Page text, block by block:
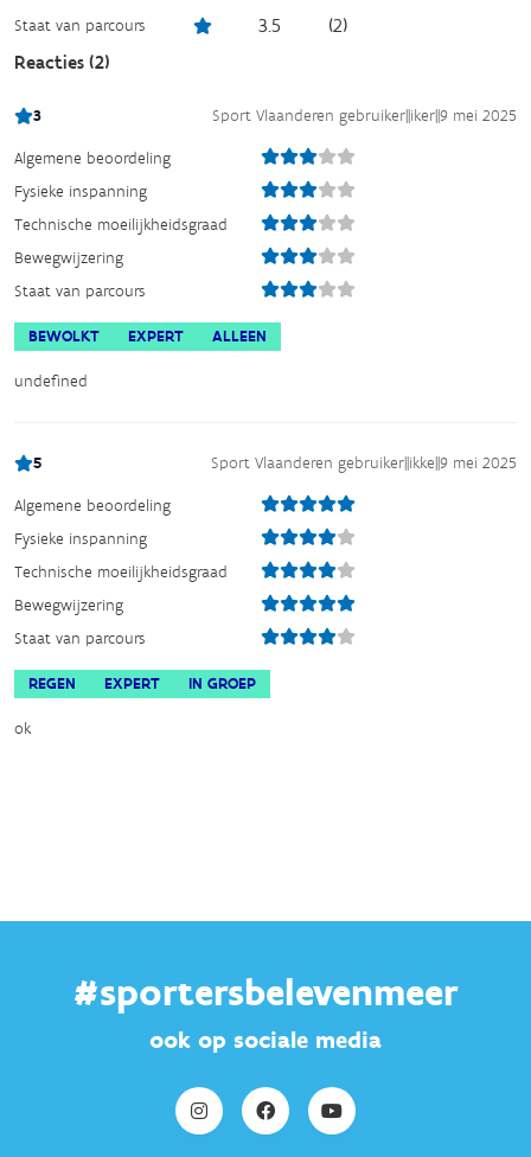
Staat van parcours 3.5 (2)
Reacties (2)
3 Sport Vlaanderen gebruiker||iker||9 mei 2025
Algemene beoordeling
Fysieke inspanning
Technische moeilijkheidsgraad
Bewegwijzering
Staat van parcours
BEWOLKT EXPERT ALLEEN
undefined
5 Sport Vlaanderen gebruiker||ikke||9 mei 2025
Algemene beoordeling
Fysieke inspanning
Technische moeilijkheidsgraad
Bewegwijzering
Staat van parcours
REGEN EXPERT IN GROEP
ok
#sportersbelevenmeer
ook op sociale media